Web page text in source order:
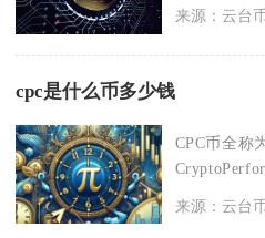
来源：云台
cpc是什么币多少钱
CPC币全称
来源：云台